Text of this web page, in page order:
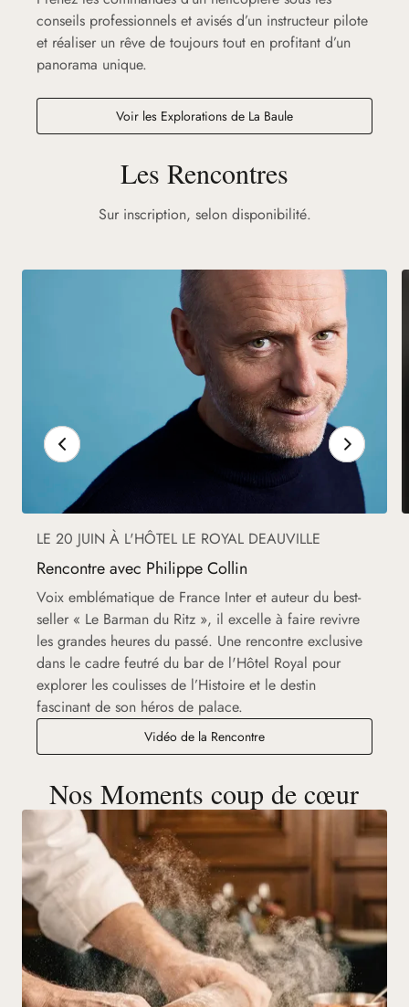
conseils professionnels et avisés d’un instructeur pilote
et réaliser un rêve de toujours tout en profitant d’un
panorama unique.
Voir les Explorations de La Baule
Les Rencontres
Sur inscription, selon disponibilité.
LE 20 JUIN À L'HÔTEL LE ROYAL DEAUVILLE
Rencontre avec Philippe Collin
Voix emblématique de France Inter et auteur du best-
seller « Le Barman du Ritz », il excelle à faire revivre
les grandes heures du passé. Une rencontre exclusive
dans le cadre feutré du bar de l'Hôtel Royal pour
explorer les coulisses de l’Histoire et le destin
fascinant de son héros de palace.
Vidéo de la Rencontre
Nos Moments coup de cœur